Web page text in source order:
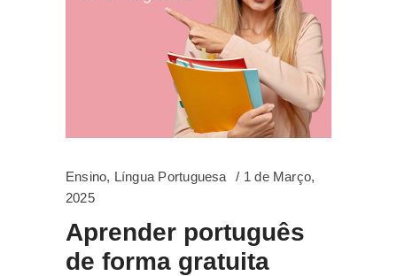
Ensino, Língua Portuguesa
1 de Março,
2025
Aprender português
de forma gratuita